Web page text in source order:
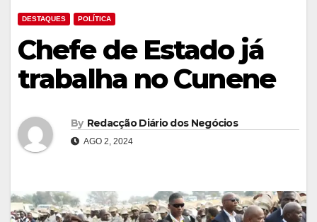
DESTAQUES POLÍTICA
Chefe de Estado já
trabalha no Cunene
By Redacção Diário dos Negócios
AGO 2, 2024